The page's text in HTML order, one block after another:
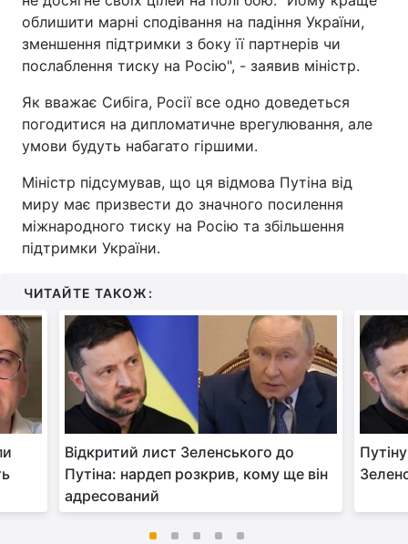
облишити марні сподівання на падіння України,
зменшення підтримки з боку її партнерів чи
послаблення тиску на Росію", - заявив міністр.
Як вважає Сибіга, Росії все одно доведеться
погодитися на дипломатичне врегулювання, але
умови будуть набагато гіршими.
Міністр підсумував, що ця відмова Путіна від
миру має призвести до значного посилення
міжнародного тиску на Росію та збільшення
підтримки України.
ЧИТАЙТЕ ТАКОЖ:
Відкритий лист Зеленського до
Путіна: нардеп розкрив, кому ще він
адресований